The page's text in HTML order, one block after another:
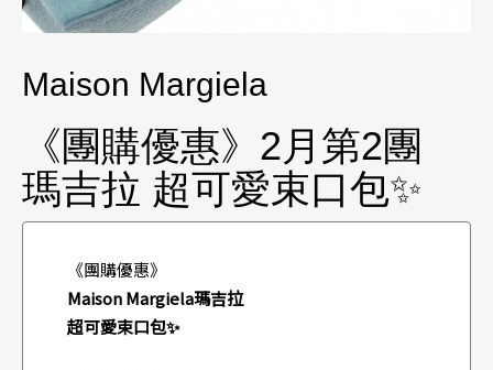
Maison Margiela
《團購優惠》2月第2團
瑪吉拉 超可愛束口包✨
《團購優惠》
Maison Margiela瑪吉拉
超可愛束口包✨